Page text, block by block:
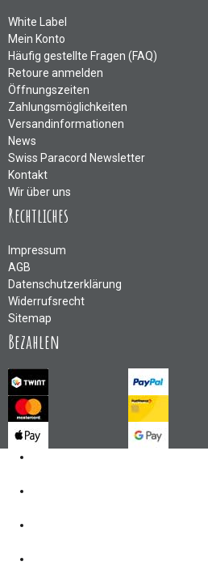
White Label
Mein Konto
Häufig gestellte Fragen (FAQ)
Retoure anmelden
Öffnungszeiten
Zahlungsmöglichkeiten
Versandinformationen
News
Swiss Paracord Newsletter
Kontakt
Wir über uns
Rechtliches
Impressum
AGB
Datenschutzerklärung
Widerrufsrecht
Sitemap
Bezahlen